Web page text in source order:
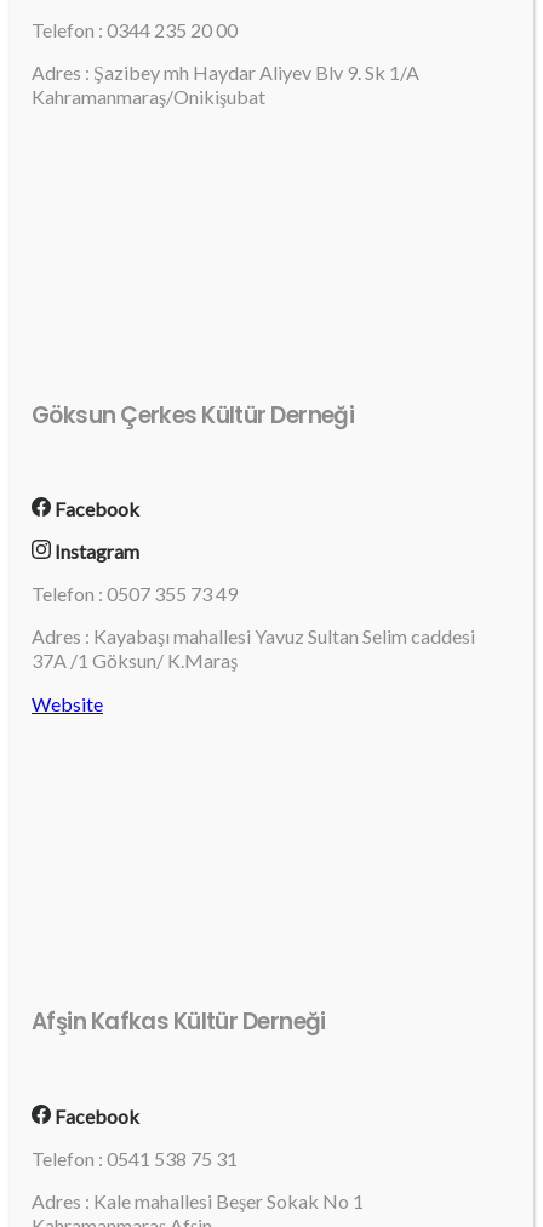
Telefon : 0344 235 20 00
Adres : Şazibey mh Haydar Aliyev Blv 9. Sk 1/A
Kahramanmaraş/Onikişubat
Göksun Çerkes Kültür Derneği
Facebook
Instagram
Telefon : 0507 355 73 49
Adres : Kayabaşı mahallesi Yavuz Sultan Selim caddesi
37A /1 Göksun/ K.Maraş
Website
Afşin Kafkas Kültür Derneği
Facebook
Telefon : 0541 538 75 31
Adres : Kale mahallesi Beşer Sokak No 1